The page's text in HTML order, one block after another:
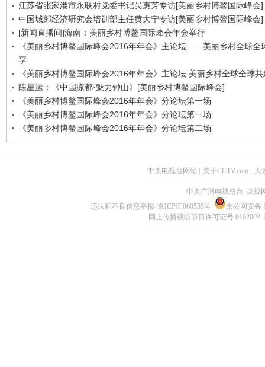
江苏省张家港市永联村党委书记吴惠芳专访[美丽乡村博鳌国际峰会]
中国城郊经济研究会培训部主任黄大宁专访[美丽乡村博鳌国际峰会]
[新闻直播间]海南：美丽乡村博鳌国际峰会年会举行
《美丽乡村博鳌国际峰会2016年年会》主论坛——美丽乡村全球全
享
《美丽乡村博鳌国际峰会2016年年会》主论坛 美丽乡村全球全球
陈星运：《中国凉都·魅力钟山》[美丽乡村博鳌国际峰会]
《美丽乡村博鳌国际峰会2016年年会》分论坛第一场
《美丽乡村博鳌国际峰会2016年年会》分论坛第一场
《美丽乡村博鳌国际峰会2016年年会》分论坛第二场
中央电视台网站 关于CCTV.com 人
中央广播电视总台 央视
违法和不良信息举报 京ICP证060535号
京公网安备
网上传播视听节目许可证号 0102002